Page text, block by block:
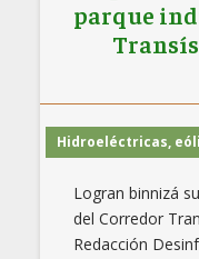
parque
Hidroeléctricas,
Logran binnizá
del Corredor
Redacción